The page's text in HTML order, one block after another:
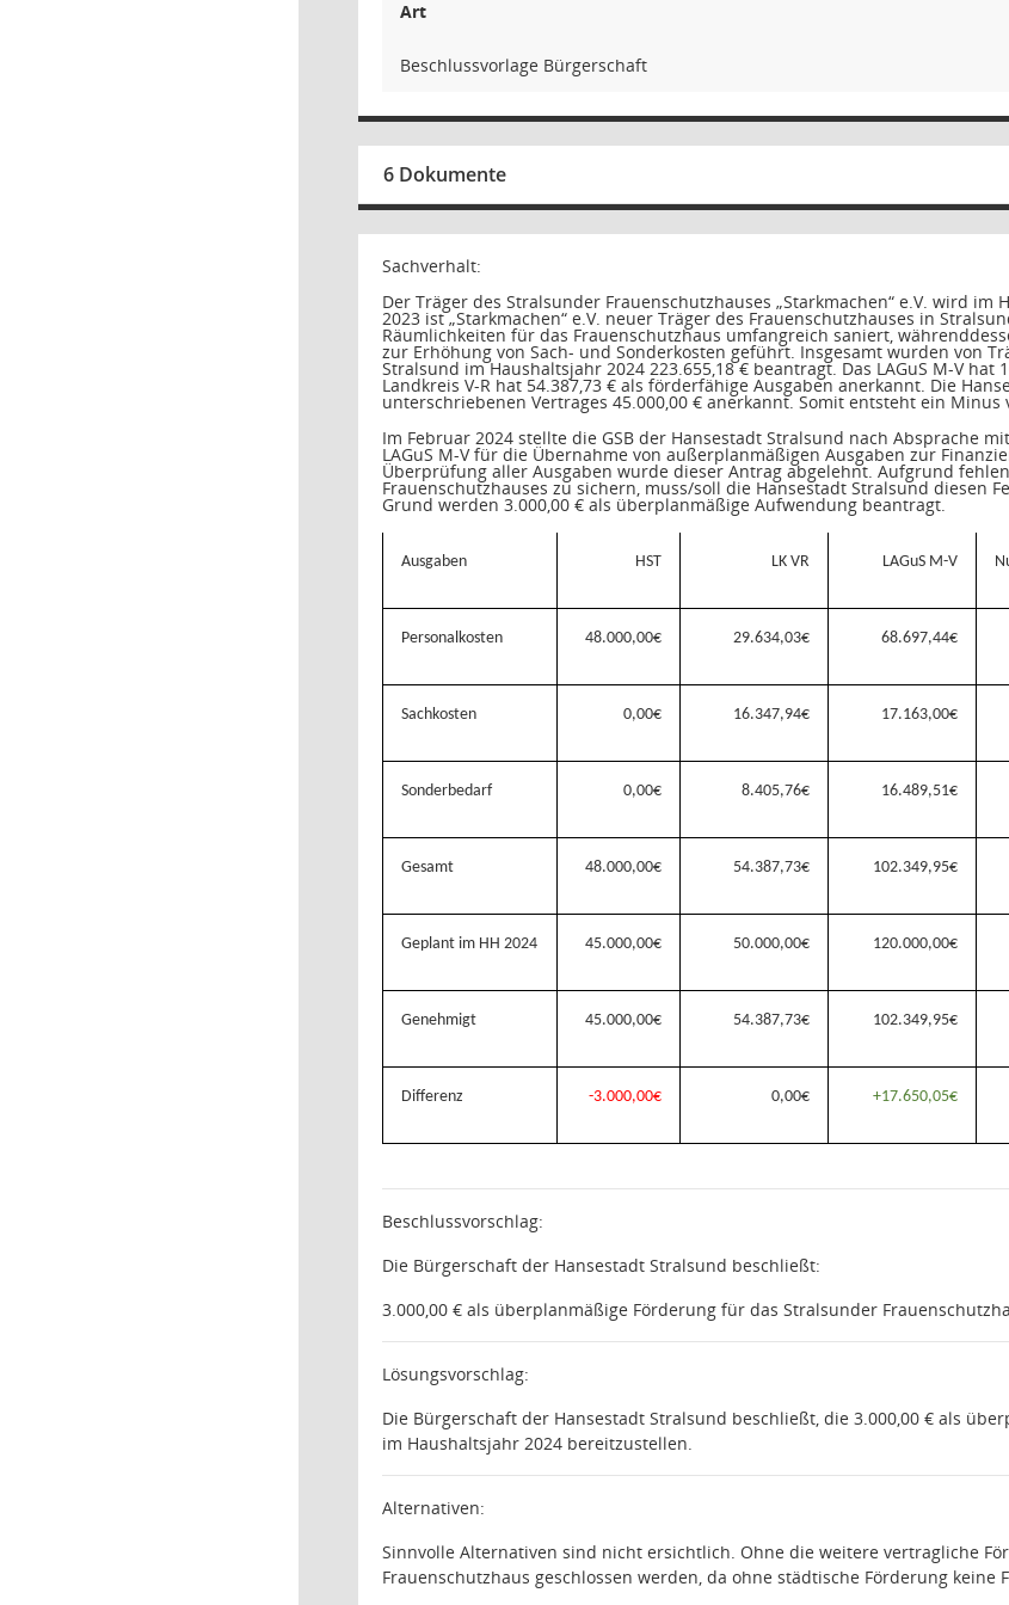
Art
Beschlussvorlage Bürgerschaft
6 Dokumente
Sachverhalt:
Der Träger des Stralsunder Frauenschutzhauses „Starkmachen“ e.V. wird
2023 ist „Starkmachen“ e.V. neuer Träger des Frauenschutzhauses in
Räumlichkeiten für das Frauenschutzhaus umfangreich saniert,
zur Erhöhung von Sach- und Sonderkosten geführt. Insgesamt wurden von
Stralsund im Haushaltsjahr 2024 223.655,18 € beantragt. Das LAGuS M-V
Landkreis V-R hat 54.387,73 € als förderfähige Ausgaben anerkannt. Die
unterschriebenen Vertrages 45.000,00 € anerkannt. Somit entsteht ein Minus
Im Februar 2024 stellte die GSB der Hansestadt Stralsund nach Absprache
LAGuS M-V für die Übernahme von außerplanmäßigen Ausgaben zur
Überprüfung aller Ausgaben wurde dieser Antrag abgelehnt. Aufgrund
Frauenschutzhauses zu sichern, muss/soll die Hansestadt Stralsund diesen
Grund werden 3.000,00 € als überplanmäßige Aufwendung beantragt.
Ausgaben HST LK VR LAGuS M-V
Personalkosten 48.000,00€ 29.634,03€ 68.697,44€
Sachkosten 0,00€ 16.347,94€ 17.163,00€
Sonderbedarf 0,00€ 8.405,76€ 16.489,51€
Gesamt 48.000,00€ 54.387,73€ 102.349,95€
Geplant im HH 2024 45.000,00€ 50.000,00€ 120.000,00€
Genehmigt 45.000,00€ 54.387,73€ 102.349,95€
Differenz -3.000,00€ 0,00€ +17.650,05€
Beschlussvorschlag:
Die Bürgerschaft der Hansestadt Stralsund beschließt:
3.000,00 € als überplanmäßige Förderung für das Stralsunder
Lösungsvorschlag:
Die Bürgerschaft der Hansestadt Stralsund beschließt, die 3.000,00 € als
im Haushaltsjahr 2024 bereitzustellen.
Alternativen:
Sinnvolle Alternativen sind nicht ersichtlich. Ohne die weitere vertragliche
Frauenschutzhaus geschlossen werden, da ohne städtische Förderung